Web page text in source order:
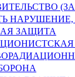
НАРУШЕНИЕ,
ЗАЩИТА